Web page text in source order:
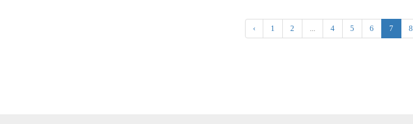
‹ 1 2 ... 4 5 6 7 8